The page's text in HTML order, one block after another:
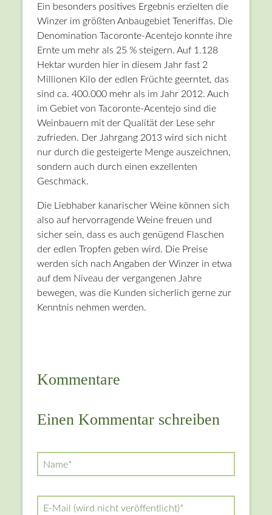
Ein besonders positives Ergebnis erzielten die
Winzer im größten Anbaugebiet Teneriffas. Die
Denomination Tacoronte-Acentejo konnte ihre
Ernte um mehr als 25 % steigern. Auf 1.128
Hektar wurden hier in diesem Jahr fast 2
Millionen Kilo der edlen Früchte geerntet, das
sind ca. 400.000 mehr als im Jahr 2012. Auch
im Gebiet von Tacoronte-Acentejo sind die
Weinbauern mit der Qualität der Lese sehr
zufrieden. Der Jahrgang 2013 wird sich nicht
nur durch die gesteigerte Menge auszeichnen,
sondern auch durch einen exzellenten
Geschmack.
Die Liebhaber kanarischer Weine können sich
also auf hervorragende Weine freuen und
sicher sein, dass es auch genügend Flaschen
der edlen Tropfen geben wird. Die Preise
werden sich nach Angaben der Winzer in etwa
auf dem Niveau der vergangenen Jahre
bewegen, was die Kunden sicherlich gerne zur
Kenntnis nehmen werden.
Kommentare
Einen Kommentar schreiben
Pflichtfeld
Name*
Pflichtfeld
E-Mail (wird nicht veröffentlicht)*